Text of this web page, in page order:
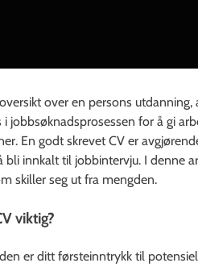
over en persons
jobbsøknadsprosessen for å gi
En godt skrevet CV er
bli innkalt til jobbintervju. I denne
skiller seg ut fra mengden.
viktig?
er ditt førsteinntrykk til